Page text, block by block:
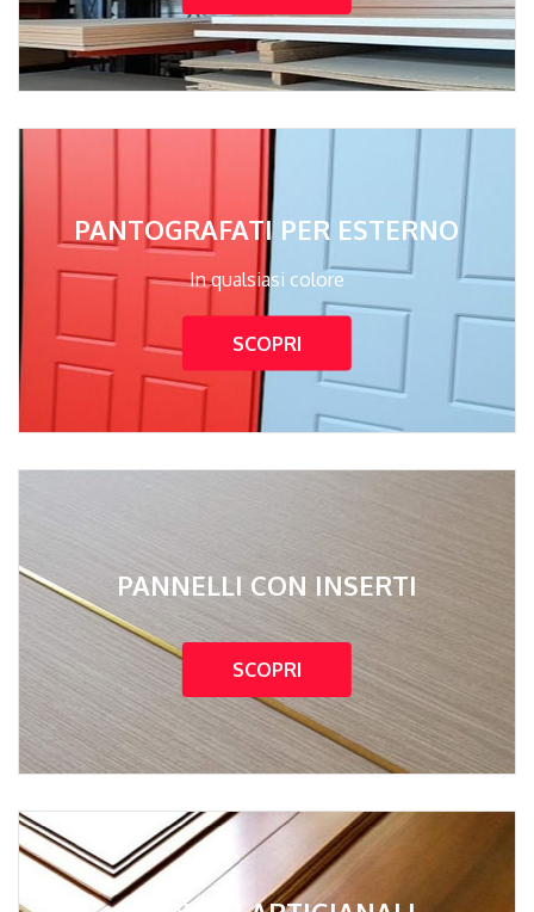
PANTOGRAFATI PER ESTERNO
In qualsiasi colore
SCOPRI
PANNELLI CON INSERTI
SCOPRI